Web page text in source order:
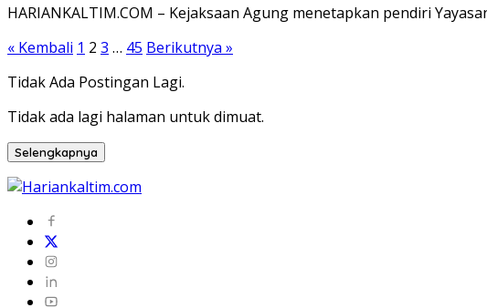
HARIANKALTIM.COM – Kejaksaan Agung menetapkan pendiri
Paginasi
pos
« Kembali 1 2 3 … 45 Berikutnya »
Tidak Ada Postingan Lagi.
Tidak ada lagi halaman untuk dimuat.
Selengkapnya